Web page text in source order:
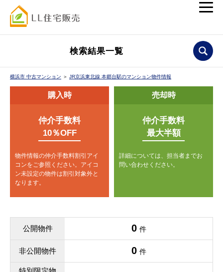
検索結果一覧
横浜市 中古マンション ＞ JR京浜東北線 本郷台駅のマンション物件情報
購入時
仲介手数料
10％OFF
物件情報の仲介手数料割引アイ
コンをご参照ください。 アイコ
ン未設定の物件は割引対象外と
なります。
売却時
仲介手数料
最大半額
詳細については、担当者までお
問い合わせください。
公開物件 0 件
非公開物件 0 件